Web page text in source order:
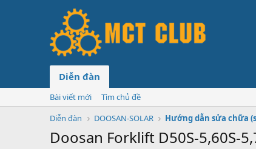
Diễn đàn
Bài viết mới
Tìm chủ đề
Diễn đàn
DOOSAN-SOLAR Hướng dẫn sửa chữa
Doosan Forklift D50S-5,60S-